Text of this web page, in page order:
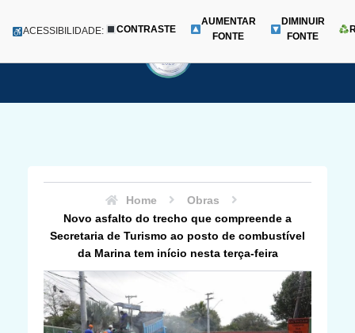
para
Menu
ACESSIBILIDADE: CONTRASTE
AUMENTAR
FONTE
DIMINUIR
FONTE
Home
Obras
Novo asfalto do trecho que compreende a
Secretaria de Turismo ao posto de combustível
da Marina tem início nesta terça-feira